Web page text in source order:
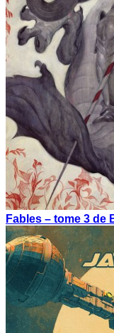
Fables – tome 3 de